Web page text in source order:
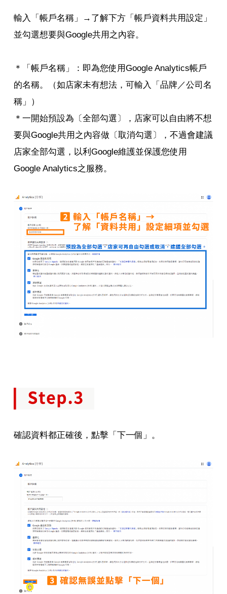
輸入「帳戶名稱」→了解下方「帳戶資料共用設定」
並勾選想要與Google共用之內容。
＊「帳戶名稱」：即為您使用Google Analytics帳戶
的名稱。（如店家未有想法，可輸入「品牌／公司名
稱」）
＊一開始預設為〔全部勾選〕，店家可以自由將不想
要與Google共用之內容做〔取消勾選〕，不過會建議
店家全部勾選，以利Google維護並保護您使用
Google Analytics之服務。
確認資料都正確後，點擊「下一個」。